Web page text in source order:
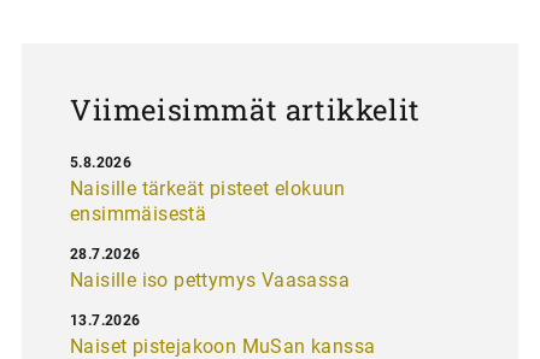
Viimeisimmät artikkelit
Naisille tärkeät pisteet elokuun
ensimmäisestä
5.8.2026
Naisille iso pettymys Vaasassa
28.7.2026
Naiset pistejakoon MuSan kanssa
13.7.2026